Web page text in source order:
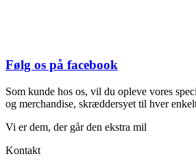
Følg os på facebook
Som kunde hos os, vil du opleve vores
og merchandise, skræddersyet til hver
Vi er dem, der går den ekstra mil
Kontakt